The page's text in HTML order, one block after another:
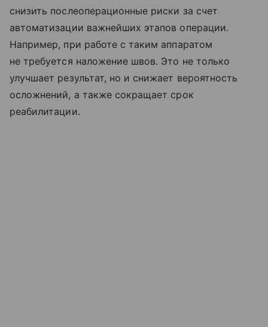
снизить послеоперационные риски за счет
автоматизации важнейших этапов операции.
Например, при работе с таким аппаратом
не требуется наложение швов. Это не только
улучшает результат, но и снижает вероятность
осложнений, а также сокращает срок
реабилитации.